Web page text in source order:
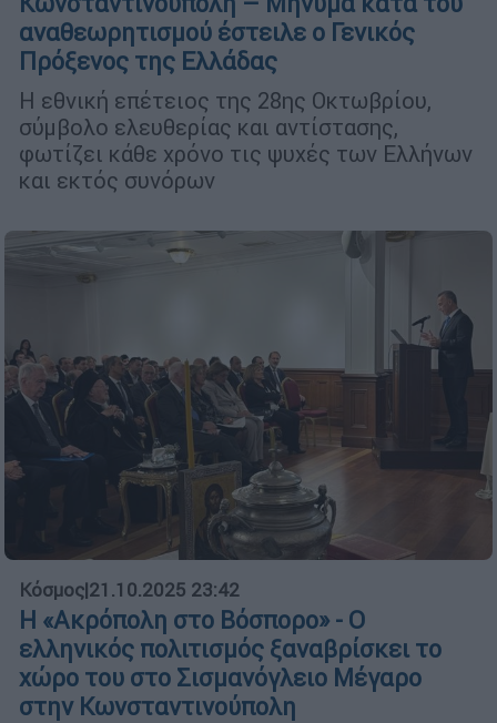
αναθεωρητισμού έστειλε ο Γενικός
Πρόξενος της Ελλάδας
Η εθνική επέτειος της 28ης Οκτωβρίου,
σύμβολο ελευθερίας και αντίστασης,
φωτίζει κάθε χρόνο τις ψυχές των Ελλήνων
και εκτός συνόρων
Κόσμος|21.10.2025 23:42
Η «Ακρόπολη στο Βόσπορο» - Ο
ελληνικός πολιτισμός ξαναβρίσκει το
χώρο του στο Σισμανόγλειο Μέγαρο
στην Κωνσταντινούπολη